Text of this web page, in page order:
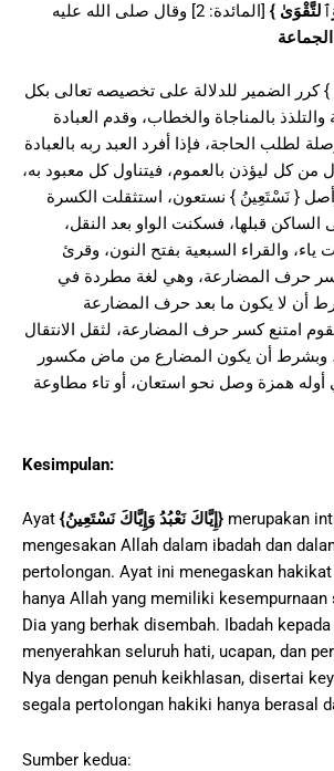
}
[المائدة: 2] وقال صلى الله عليه
} كرر الضمير للدلالة على تخصيصه تعالى بكل
والتلذذ بالمناجاة والخطاب، وقدم العبادة
لطلب الحاجة، فإذا أفرد العبد ربه بالعبادة
من كل ليؤذن بالعموم، فيتناول كل معبود به،
{ نَسْتَعِينُ } نستعون، استثقلت الكسرة
الساكن قبلها، فسكنت الواو بعد النقل،
ياء، والقراء السبعية بفتح النون، وقرئ
حرف المضارعة، وهي لغة مطردة في
أن لا يكون ما بعد حرف المضارعة
امتنع كسر حرف المضارعة، لثقل الانتقال
وبشرط أن يكون المضارع من ماض مكسور
أوله همزة وصل نحو استعان، أو تاء مطاوعة
Kesimpulan:
Ayat {إِيَّاكَ نَعْبُدُ وَإِيَّاكَ نَسْتَعِينُ} merupakan
mengesakan Allah dalam ibadah dan
pertolongan. Ayat ini menegaskan
hanya Allah yang memiliki kesempurnaan
Dia yang berhak disembah. Ibadah
menyerahkan seluruh hati, ucapan, dan
Nya dengan penuh keikhlasan, disertai
segala pertolongan hakiki hanya berasal
Sumber kedua: